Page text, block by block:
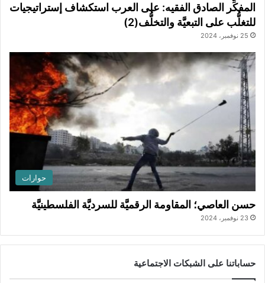
المفكِّر الصادق الفقيه: على العرب استكشاف إستراتيجيات
للتغلُّب على التبعيَّة والتخلُّف(2)
25 نوفمبر، 2024
حوارات
حسن العاصي؛ المقاومة الرقميَّة للسرديَّة الفلسطينيَّة
23 نوفمبر، 2024
حساباتنا على الشبكات الاجتماعية